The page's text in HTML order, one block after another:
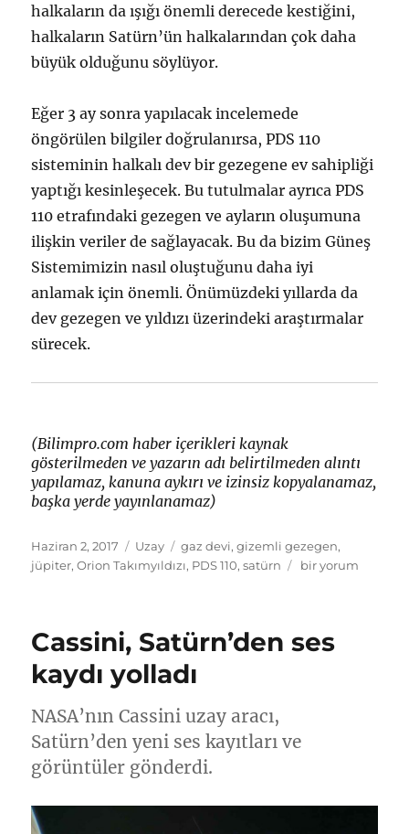
halkaların da ışığı önemli derecede kestiğini,
halkaların Satürn’ün halkalarından çok daha
büyük olduğunu söylüyor.
Eğer 3 ay sonra yapılacak incelemede
öngörülen bilgiler doğrulanırsa, PDS 110
sisteminin halkalı dev bir gezegene ev sahipliği
yaptığı kesinleşecek. Bu tutulmalar ayrıca PDS
110 etrafındaki gezegen ve ayların oluşumuna
ilişkin veriler de sağlayacak. Bu da bizim Güneş
Sistemimizin nasıl oluştuğunu daha iyi
anlamak için önemli. Önümüzdeki yıllarda da
dev gezegen ve yıldızı üzerindeki araştırmalar
sürecek.
(Bilimpro.com haber içerikleri kaynak
gösterilmeden ve yazarın adı belirtilmeden alıntı
yapılamaz, kanuna aykırı ve izinsiz kopyalanamaz,
başka yerde yayınlanamaz)
Yayın
tarihi
Haziran 2, 2017 Kategoriler
Uzay Etiketler
gaz devi,gizemli gezegen,
jüpiter,Orion Takımyıldızı, PDS 110,satürn
Dünya’dan
büyük
bir yorum
Cassini, Satürn’den ses
kaydı yolladı
NASA’nın Cassini uzay aracı,
Satürn’den yeni ses kayıtları ve
görüntüler gönderdi.